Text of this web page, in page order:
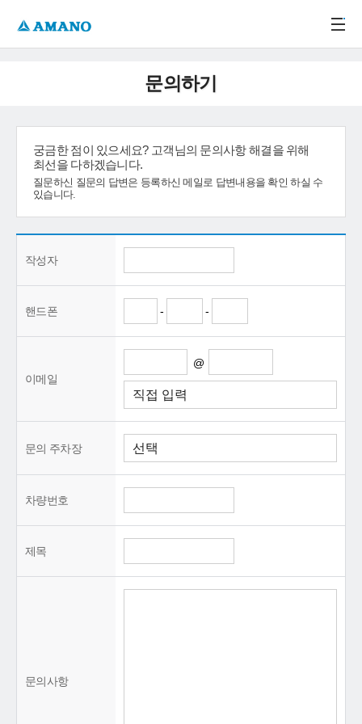
문의하기
궁금한 점이 있으세요? 고객님의 문의사항 해결을 위해
최선을 다하겠습니다.
질문하신 질문의 답변은 등록하신 메일로 답변내용을 확인 하실 수
있습니다.
작성자
핸드폰 - -
이메일
@
문의 주차장
차량번호
제목
문의사항